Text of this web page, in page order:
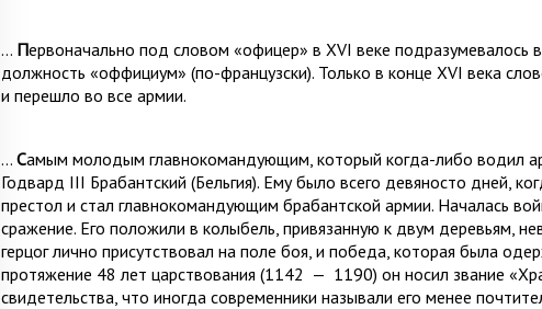
… Первоначально под словом «офицер» в XVI веке подразумевалось
должность «оффициум» (по-французски). Толь­ко в конце XVI века
и перешло во все армии.
… Самым молодым главнокомандующим, который когда-либо водил
Годвард III Брабантский (Бельгия). Ему было всего девяносто дней,
престол и стал главнокомандующим брабантской армии. Началась
сражение. Его положили в колыбель, привязанную к двум деревьям,
герцог лично присутствовал на поле боя, и по­беда, которая была
протяжение 48 лет царствования (1142 — 1190) он носил звание
свидетельства, что иногда современники называли его менее